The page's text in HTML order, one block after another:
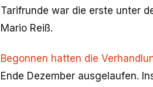
Tarifrunde war die erste unter
Mario Reiß.
Begonnen hatten die
Ende Dezember ausgelaufen.